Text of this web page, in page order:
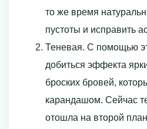
то же время
пустоты и исправить
Теневая. С помощью
добиться эффекта
броских бровей,
карандашом. Сейчас
отошла на второй